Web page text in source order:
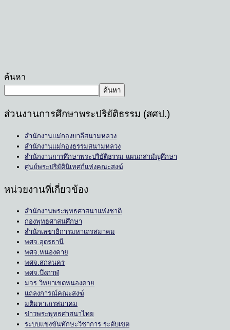
ค้นหา
ค้นหา
ส่วนงานการศึกษาพระปริยัติธรรม (สศป.)
สำนักงานแม่กองบาลีสนามหลวง
สำนักงานแม่กองธรรมสนามหลวง
สำนักงานการศึกษาพระปริยัติธรรม แผนกสามัญศึกษา
ศูนย์พระปริยัตินิเทศก์แห่งคณะสงฆ์
หน่วยงานที่เกี่ยวข้อง
สำนักงานพระพุทธศาสนาแห่งชาติ
กองพุทธศาสนศึกษา
สำนักเลขาธิการมหาเถรสมาคม
พศจ.อุดรธานี
พศจ.หนองคาย
พศจ.สกลนคร
พศจ.บึงกาฬ
มจร.วิทยาเขตหนองคาย
แถลงการณ์คณะสงฆ์
มติมหาเถรสมาคม
ข่าวพระพุทธศาสนาไทย
ระบบแข่งขันทักษะวิชาการ ระดับเขต